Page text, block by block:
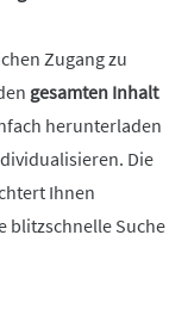
Zugang zu
gesamten Inhalt
herunterladen
Die
Ihnen
blitzschnelle Suche